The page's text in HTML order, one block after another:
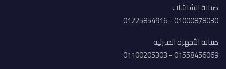
صيانة الشاشات
01000878030 - 01225854916
صيانة الأجهزة المنزليه
01558456069 - 01100205303